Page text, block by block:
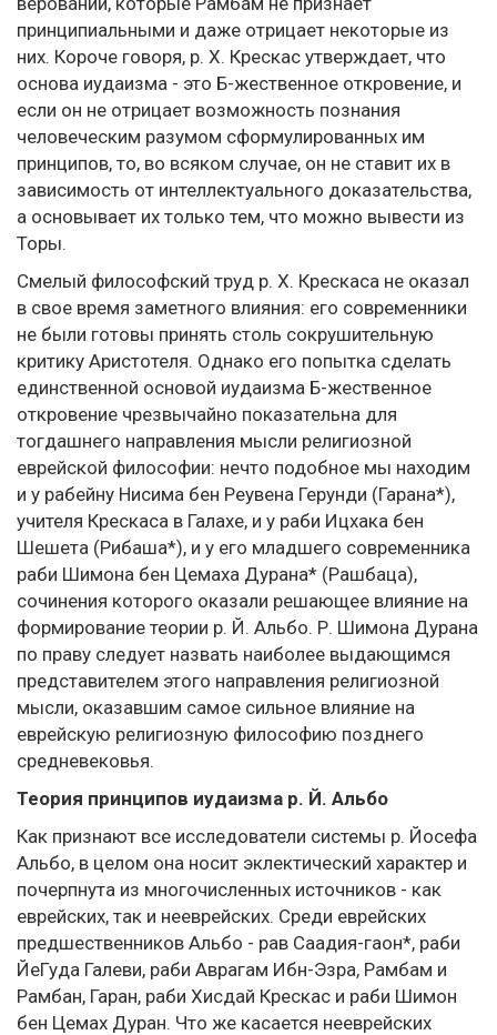
принципиальными и даже отрицает некоторые из
них. Короче говоря, p. X. Крескас утверждает, что
основа иудаизма - это Б-жественное откровение, и
если он не отрицает возможность познания
человеческим разумом сформулированных им
принципов, то, во всяком случае, он не ставит их в
зависимость от интеллектуального доказательства,
а основывает их только тем, что можно вывести из
Торы.
Смелый философский труд p. X. Крескаса не оказал
в свое время заметного влияния: его современники
не были готовы принять столь сокрушительную
критику Аристотеля. Однако его попытка сделать
единственной основой иудаизма Б-жественное
откровение чрезвычайно показательна для
тогдашнего направления мысли религиозной
еврейской философии: нечто подобное мы находим
и у рабейну Нисима бен Реувена Герунди (Гарана*),
учителя Крескаса в Галахе, и у раби Ицхака бен
Шешета (Рибаша*), и у его младшего современника
раби Шимона бен Цемаха Дурана* (Рашбаца),
сочинения которого оказали решающее влияние на
формирование теории р. Й. Альбо. Р. Шимона Дурана
по праву следует назвать наиболее выдающимся
представителем этого направления религиозной
мысли, оказавшим самое сильное влияние на
еврейскую религиозную философию позднего
средневековья.
Теория принципов иудаизма р. Й. Альбо
Как признают все исследователи системы р. Йосефа
Альбо, в целом она носит эклектический характер и
почерпнута из многочисленных источников - как
еврейских, так и нееврейских. Среди еврейских
предшественников Альбо - рав Саадия-гаон*, раби
ЙеГуда Галеви, раби Аврагам Ибн-Эзра, Рамбам и
Рамбан, Гаран, раби Хисдай Крескас и раби Шимон
бен Цемах Дуран. Что же касается нееврейских